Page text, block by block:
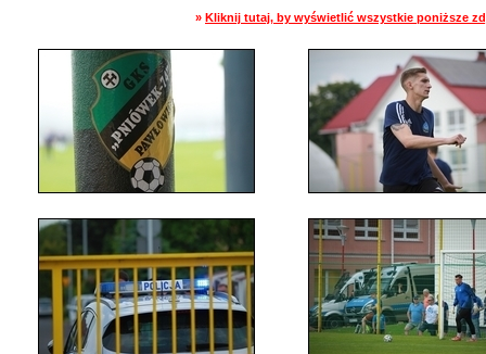
» Kliknij tutaj, by wyświetlić wszystkie poniższe